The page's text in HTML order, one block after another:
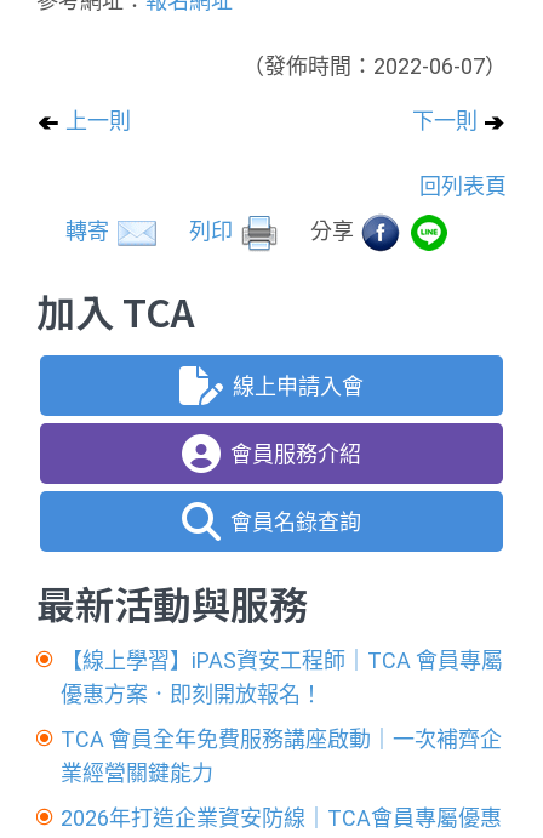
（發佈時間：2022-06-07）
上一則 下一則
回列表頁
轉寄
列印 分享
加入 TCA
線上申請入會
會員服務介紹
會員名錄查詢
最新活動與服務
【線上學習】iPAS資安工程師｜TCA 會員專屬
優惠方案．即刻開放報名！
TCA 會員全年免費服務講座啟動｜一次補齊企
業經營關鍵能力
2026年打造企業資安防線｜TCA會員專屬優惠